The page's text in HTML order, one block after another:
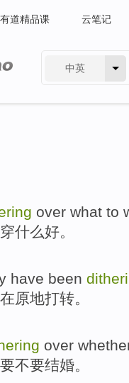
有道精品课 云笔记
中英
over what to
什么好。
have been
在原地打转。
over
要不要结婚。